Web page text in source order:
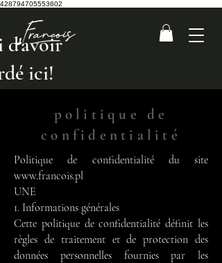
428794705553602
d'avoir
ici!
politique de
confidentialité
Politique de confidentialité du site
www.francois.pl
UNE
1. Informations générales
Cette politique de confidentialité définit les
règles de traitement et de protection des
données personnelles fournies par les